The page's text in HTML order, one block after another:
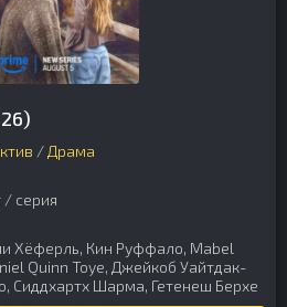
/ Драма
/ серия
Хёферль, Кин Руффало, Mabel
Quinn Toye, Джейкоб Уайтдак-
Сиддхартх Шарма, Гетенеш Берхе